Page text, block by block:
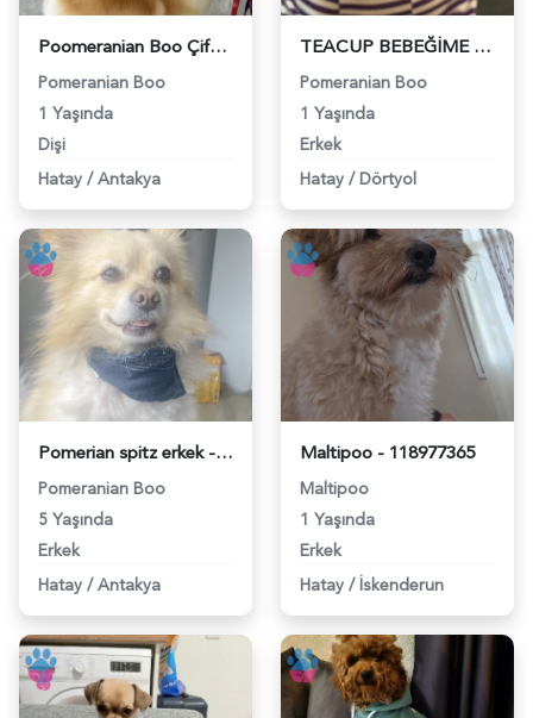
Poomeranian Boo Çiftleştirme ilanı kızımıza eş arıyoruz - 118981473
Pomeranian Boo
1 Yaşında
Dişi
Hatay / Antakya
TEACUP BEBEĞİME 0-1 NUMARA EŞ ARIYORUM - 118981138
Pomeranian Boo
1 Yaşında
Erkek
Hatay / Dörtyol
Pomerian spitz erkek - 118979765
Pomeranian Boo
5 Yaşında
Erkek
Hatay / Antakya
Maltipoo - 118977365
Maltipoo
1 Yaşında
Erkek
Hatay / İskenderun